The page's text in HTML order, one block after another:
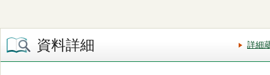
資料詳細 詳細